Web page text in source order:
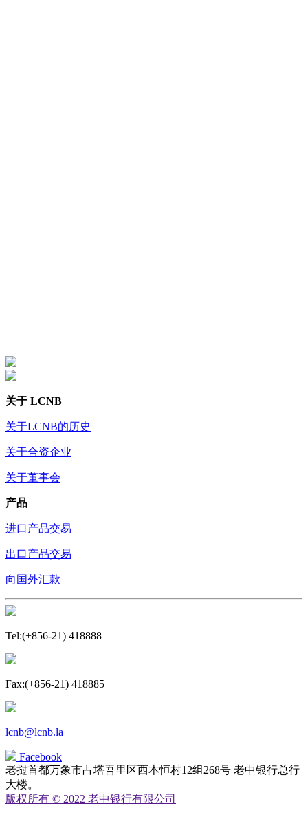
关于 LCNB
关于LCNB的历史
关于合资企业
关于董事会
产品
进口产品交易
出口产品交易
向国外汇款
Tel:(+856-21) 418888
Fax:(+856-21) 418885
lcnb@lcnb.la
Facebook
老挝首都万象市占塔吾里区西本恒村12组268号 老中银行总行
大楼。
版权所有 © 2022 老中银行有限公司